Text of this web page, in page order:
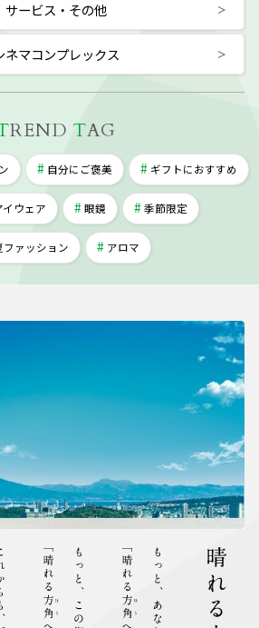
サービス・その他
ネマコンプレックス
REND TAG
自分にご褒美 ギフトにおすすめ
イウェア 眼鏡 季節限定
ファッション アロマ